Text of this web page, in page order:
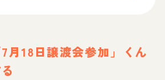
18日譲渡会参加」
くん